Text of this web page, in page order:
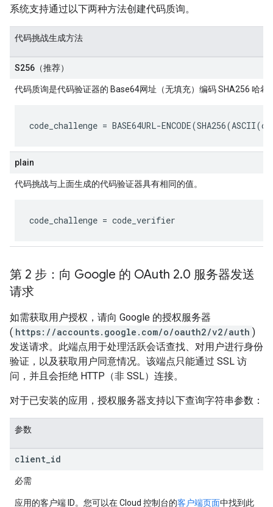
系统支持通过以下两种方法创建代码质询。
代码挑战生成方法
S256（推荐）
代码质询是代码验证器的 Base64网址（无填充）编码 SHA256 哈希
code_challenge = BASE64URL-ENCODE(SHA256(ASCII(
plain
代码挑战与上面生成的代码验证器具有相同的值。
code_challenge = code_verifier
第 2 步：向 Google 的 OAuth 2.0 服务器发送
请求
如需获取用户授权，请向 Google 的授权服务器
( https://accounts.google.com/o/oauth2/v2/auth )
发送请求。此端点用于处理活跃会话查找、对用户进行身份
验证，以及获取用户同意情况。该端点只能通过 SSL 访
问，并且会拒绝 HTTP（非 SSL）连接。
对于已安装的应用，授权服务器支持以下查询字符串参数：
参数
client id
必需
应用的客户端 ID。您可以在 Cloud 控制台的客户端页面中找到此